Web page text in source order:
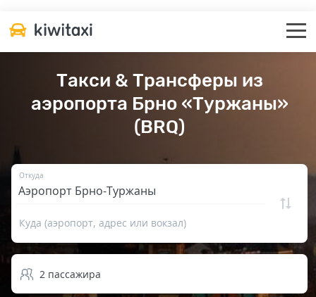
Такси & Трансферы из
аэропорта Брно «Туржаны»
(BRQ)
Откуда
Куда (аэропорт, адрес или вокзал)
2 пассажира